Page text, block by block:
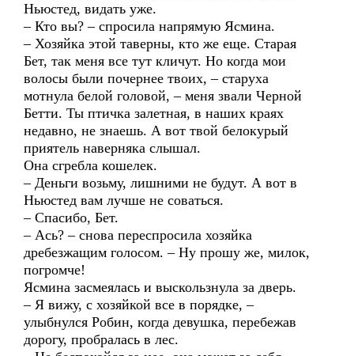
Ньюстед, видать уже.
– Кто вы? – спросила напрямую Ясмина.
– Хозяйка этой таверны, кто же еще. Старая
Бет, так меня все тут кличут. Но когда мои
волосы были почернее твоих, – старуха
мотнула белой головой, – меня звали Черной
Бетти. Ты птичка залетная, в наших краях
недавно, не знаешь. А вот твой белокурый
приятель наверняка слышал.
Она сгребла кошелек.
– Деньги возьму, лишними не будут. А вот в
Ньюстед вам лучше не соваться.
– Спасибо, Бет.
– Ась? – снова переспросила хозяйка
дребезжащим голосом. – Ну прошу же, милок,
погромче!
Ясмина засмеялась и выскользнула за дверь.
– Я вижу, с хозяйкой все в порядке, –
улыбнулся Робин, когда девушка, перебежав
дорогу, пробралась в лес.